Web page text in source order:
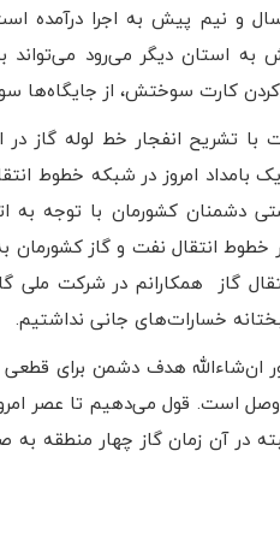
و نیم پیش به اجرا درآمده
استان دیگر می‌رود می‌تواند
کارت سوختش، از جایگاه‌ها
با تشریح انفجار خط لوله گاز
بامداد امروز در شبکه خطوط
خطوط انتقال نفت و گاز
گاز همکارانم در شرکت ملی
خسارات‌های جانی نداشتیم.
ان‌شاءالله هدف دشمن برای
البته در آن زمان گاز چهار